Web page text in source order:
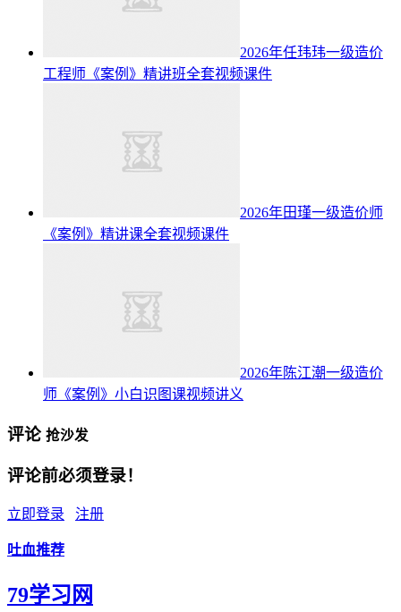
2026年任玮玮一级造价
工程师《案例》精讲班全套视频课件
2026年田瑾一级造价师
《案例》精讲课全套视频课件
2026年陈江潮一级造价
师《案例》小白识图课视频讲义
评论 抢沙发
评论前必须登录！
立即登录 注册
吐血推荐
79学习网